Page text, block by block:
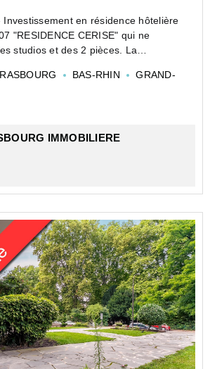
Investissement en résidence hôtelière
"RESIDENCE CERISE" qui ne
studios et des 2 pièces. La
proposons un studio de 18,2 m²
BAS-RHIN
GRAND-
IMMOBILIERE